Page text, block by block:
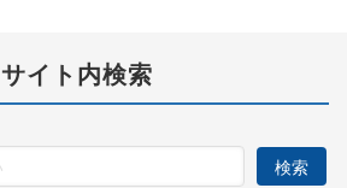
サイト内検索